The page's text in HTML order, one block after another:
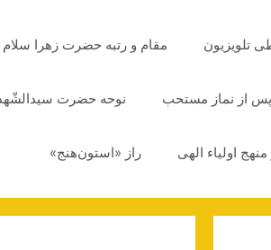
تلویزیون مقام و رتبه حضرت زهرا سلام
پس از نماز مستحب نوحه حضرت
اولیاء الهی راز «استون‌هنج»